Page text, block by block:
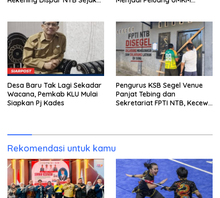
Desa Baru Tak Lagi Sekadar
Wacana, Pemkab KLU Mulai
Siapkan Pj Kades
Pengurus KSB Segel Venue
Panjat Tebing dan
Sekretariat FPTI NTB, Kecewa
Rekomendasi untuk kamu